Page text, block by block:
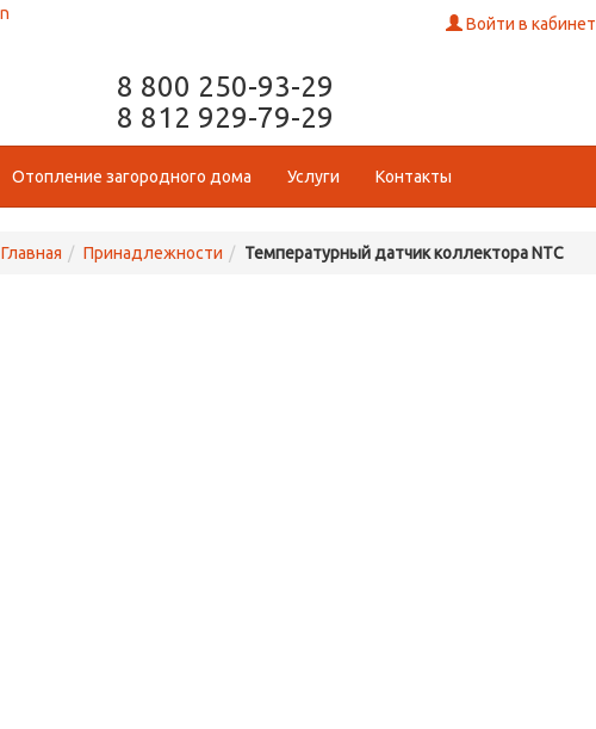
Войти в кабинет
8 800 250-93-29
8 812 929-79-29
Отопление загородного дома Услуги Контакты
Главная Принадлежности Температурный датчик коллектора NTC